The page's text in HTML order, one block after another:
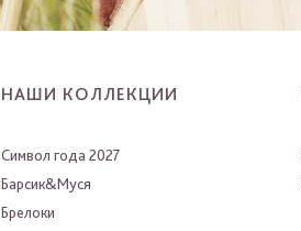
НАШИ КОЛЛЕКЦИИ
Символ года 2027
Барсик&Муся
Брелоки